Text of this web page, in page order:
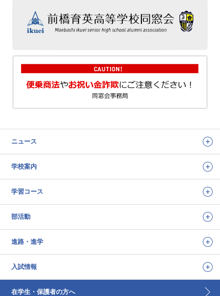
ニュース
学校案内
学習コース
部活動
進路・進学
入試情報
在学生・保護者の方へ